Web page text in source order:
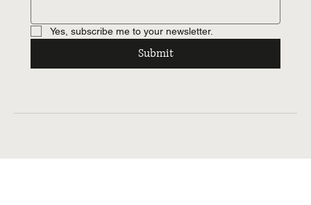
Yes, subscribe me to your newsletter.
Submit